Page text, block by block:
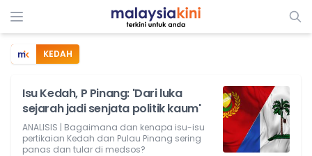
KEDAH
Isu Kedah, P Pinang: 'Dari luka
sejarah jadi senjata politik kaum'
ANALISIS | Bagaimana dan kenapa isu-isu
pertikaian Kedah dan Pulau Pinang sering
panas dan tular di medsos?